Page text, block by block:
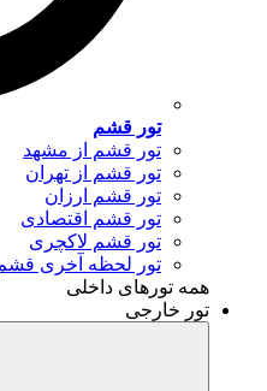
تور قشم
تور قشم از مشهد
تور قشم از تهران
تور قشم ارزان
تور قشم اقتصادی
تور قشم لاکچری
تور لحظه آخری قشم
همه تورهای داخلی
تور خارجی